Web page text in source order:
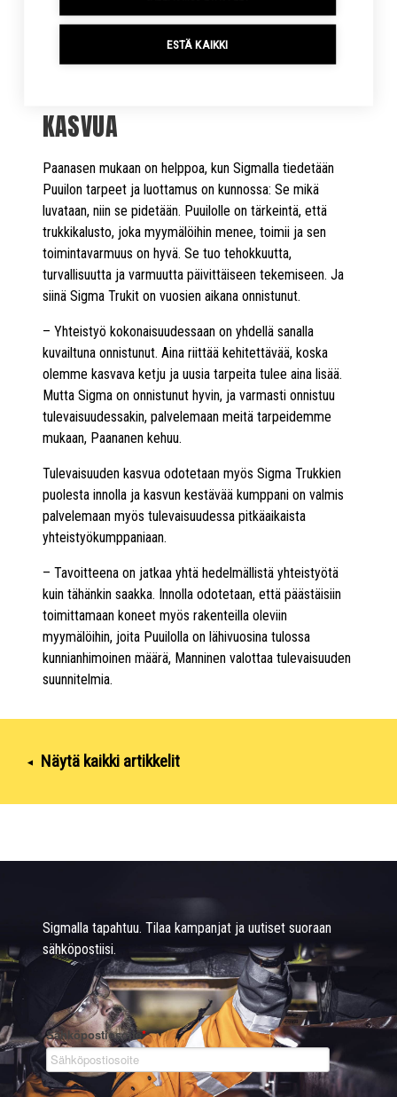
heille parhaan ratkaisun, Manninen kehuu
yhteistyökumppaneiden välistä luottamusta.
KASVUA
Paanasen mukaan on helppoa, kun Sigmalla tiedetään
Puuilon tarpeet ja luottamus on kunnossa: Se mikä
luvataan, niin se pidetään. Puuilolle on tärkeintä, että
trukkikalusto, joka myymälöihin menee, toimii ja sen
toimintavarmuus on hyvä. Se tuo tehokkuutta,
turvallisuutta ja varmuutta päivittäiseen tekemiseen. Ja
siinä Sigma Trukit on vuosien aikana onnistunut.
– Yhteistyö kokonaisuudessaan on yhdellä sanalla
kuvailtuna onnistunut. Aina riittää kehitettävää, koska
olemme kasvava ketju ja uusia tarpeita tulee aina lisää.
Mutta Sigma on onnistunut hyvin, ja varmasti onnistuu
tulevaisuudessakin, palvelemaan meitä tarpeidemme
mukaan, Paananen kehuu.
Tulevaisuuden kasvua odotetaan myös Sigma Trukkien
puolesta innolla ja kasvun kestävää kumppani on valmis
palvelemaan myös tulevaisuudessa pitkäaikaista
yhteistyökumppaniaan.
– Tavoitteena on jatkaa yhtä hedelmällistä yhteistyötä
kuin tähänkin saakka. Innolla odotetaan, että päästäisiin
toimittamaan koneet myös rakenteilla oleviin
myymälöihin, joita Puuilolla on lähivuosina tulossa
kunnianhimoinen määrä, Manninen valottaa tulevaisuuden
suunnitelmia.
▾ Näytä kaikki artikkelit
Sigmalla tapahtuu. Tilaa kampanjat ja uutiset suoraan
sähköpostiisi.
ESTÄ KAIKKI